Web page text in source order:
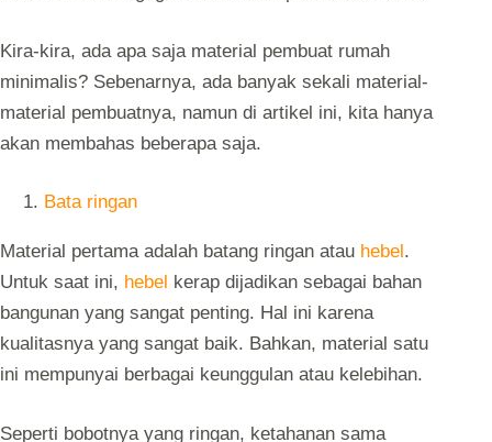
Kira-kira, ada apa saja material pembuat rumah
minimalis? Sebenarnya, ada banyak sekali material-
material pembuatnya, namun di artikel ini, kita hanya
akan membahas beberapa saja.
Bata ringan
Material pertama adalah batang ringan atau hebel.
Untuk saat ini, hebel kerap dijadikan sebagai bahan
bangunan yang sangat penting. Hal ini karena
kualitasnya yang sangat baik. Bahkan, material satu
ini mempunyai berbagai keunggulan atau kelebihan.
Seperti bobotnya yang ringan, ketahanan sama